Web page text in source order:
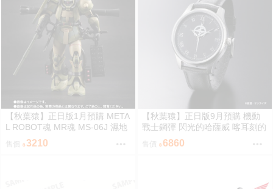
【秋葉猿】正日版1月預購 META
L ROBOT魂 MR魂 MS-06J 濕地
帶戰用 薩克 MS MUSEUM
3210
【秋葉猿】正日版9月預購 機動
戰士鋼彈 閃光的哈薩威 喀耳刻的
魔女 MAFTY 手錶 腕時計
6860